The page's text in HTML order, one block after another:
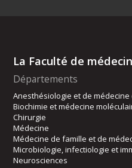
La Faculté de
Départements
Anesthésiologie et de
Biochimie et médecine
Chirurgie
Médecine
Médecine de famille et de
Microbiologie, infectiologie et
Neurosciences